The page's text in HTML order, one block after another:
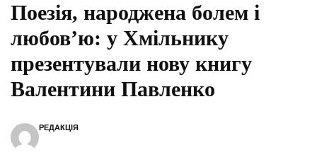
Поезія, народжена болем і
любов’ю: у Хмільнику
презентували нову книгу
Валентини Павленко
РЕДАКЦІЯ